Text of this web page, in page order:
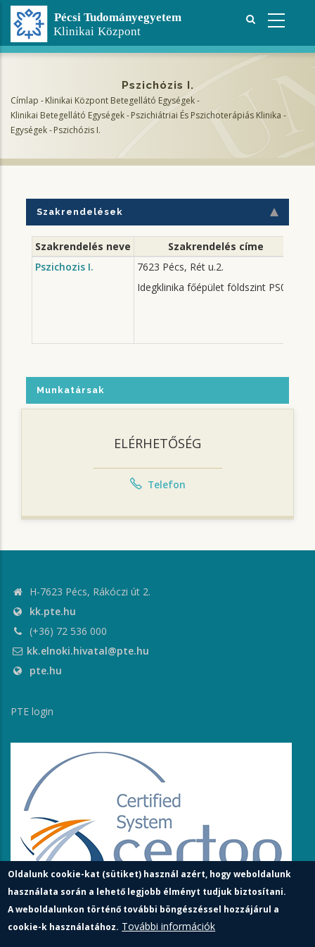
Ugrás
tartalomra
Pszichózis I.
Morzsa
Címlap -Klinikai Központ Betegellátó Egységek-
Klinikai Betegellátó Egységek-Pszichiátriai És Pszichoterápiás Klinika -
Egységek-Pszichózis I.
Szakrendelések
Szakrendelés neve
Szakrendelés címe
Pszichozis I.
7623 Pécs, Rét u.2.
Idegklinika főépület földszint PS02.
Munkatársak
ELÉRHETŐSÉG
Telefon
H-7623 Pécs, Rákóczi út 2.
kk.pte.hu
(+36) 72 536 000
kk.elnoki.hivatal@pte.hu
pte.hu
PTE login
Oldalunk cookie-kat (sütiket) használ azért, hogy weboldalunk
használata során a lehető legjobb élményt tudjuk biztosítani.
A weboldalunkon történő további böngészéssel hozzájárul a
cookie-k használatához. További információk